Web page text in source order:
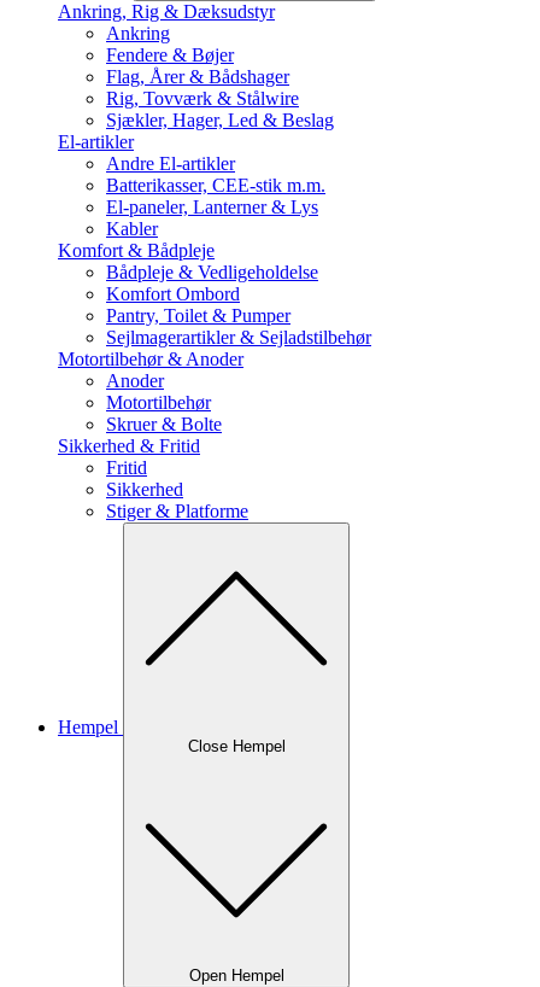
Ankring, Rig & Dæksudstyr
Ankring
Fendere & Bøjer
Flag, Årer & Bådshager
Rig, Tovværk & Stålwire
Sjækler, Hager, Led & Beslag
El-artikler
Andre El-artikler
Batterikasser, CEE-stik m.m.
El-paneler, Lanterner & Lys
Kabler
Komfort & Bådpleje
Bådpleje & Vedligeholdelse
Komfort Ombord
Pantry, Toilet & Pumper
Sejlmagerartikler & Sejladstilbehør
Motortilbehør & Anoder
Anoder
Motortilbehør
Skruer & Bolte
Sikkerhed & Fritid
Fritid
Sikkerhed
Stiger & Platforme
Hempel
Close Hempel
Open Hempel